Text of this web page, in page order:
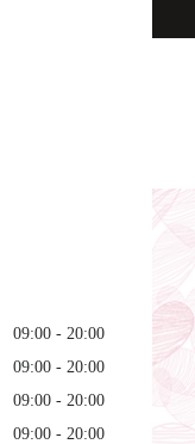
09:00
20:00
09:00
20:00
09:00
20:00
09:00
20:00